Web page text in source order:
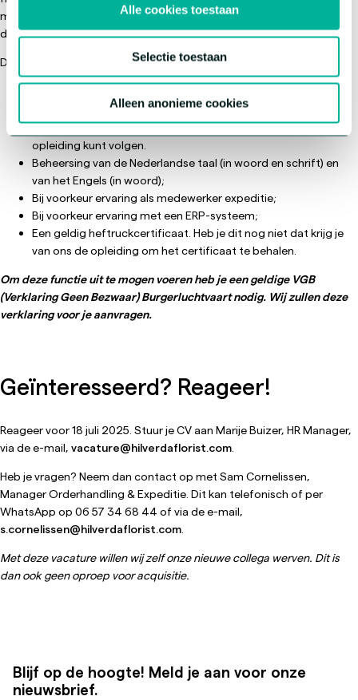
Alle cookies toestaan
Selectie toestaan
Alleen anonieme cookies
meer te werken. Verder ben je bereid om je collega’s te helpen en
denk je graag mee om het werk steeds opnieuw beter in te richten.
Daarnaast beschik je over:
Certificaat opleiding Medewerker Luchtvracht A. Als je deze
opleiding nog niet hebt gevolgd dan zorgen wij dat je deze
opleiding kunt volgen.
Beheersing van de Nederlandse taal (in woord en schrift) en
van het Engels (in woord);
Bij voorkeur ervaring als medewerker expeditie;
Bij voorkeur ervaring met een ERP-systeem;
Een geldig heftruckcertificaat. Heb je dit nog niet dat krijg je
van ons de opleiding om het certificaat te behalen.
Om deze functie uit te mogen voeren heb je een geldige VGB
(Verklaring Geen Bezwaar) Burgerluchtvaart nodig. Wij zullen deze
verklaring voor je aanvragen.
Geïnteresseerd? Reageer!
Reageer voor 18 juli 2025. Stuur je CV aan Marije Buizer, HR Manager,
via de e-mail, vacature@hilverdaflorist.com
Heb je vragen? Neem dan contact op met Sam Cornelissen,
Manager Orderhandling & Expeditie. Dit kan telefonisch of per
WhatsApp op 06 57 34 68 44 of via de e-mail,
s.cornelissen@hilverdaflorist.com
Met deze vacature willen wij zelf onze nieuwe collega werven. Dit is
dan ook geen oproep voor acquisitie.
Blijf op de hoogte! Meld je aan voor onze
nieuwsbrief.